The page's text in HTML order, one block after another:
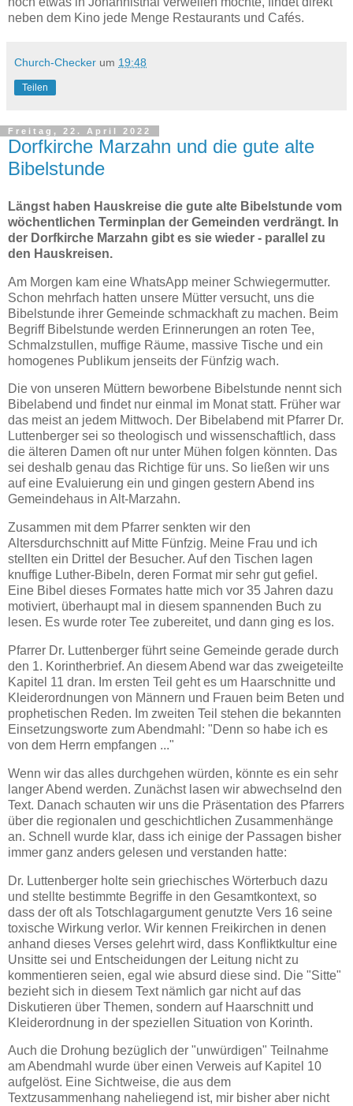
neben dem Kino jede Menge Restaurants und Cafés.
Church-Checker um 19:48
Teilen
Freitag, 22. April 2022
Dorfkirche Marzahn und die gute alte
Bibelstunde
Längst haben Hauskreise die gute alte Bibelstunde vom
wöchentlichen Terminplan der Gemeinden verdrängt. In
der Dorfkirche Marzahn gibt es sie wieder - parallel zu
den Hauskreisen.
Am Morgen kam eine WhatsApp meiner Schwiegermutter.
Schon mehrfach hatten unsere Mütter versucht, uns die
Bibelstunde ihrer Gemeinde schmackhaft zu machen. Beim
Begriff Bibelstunde werden Erinnerungen an roten Tee,
Schmalzstullen, muffige Räume, massive Tische und ein
homogenes Publikum jenseits der Fünfzig wach.
Die von unseren Müttern beworbene Bibelstunde nennt sich
Bibelabend und findet nur einmal im Monat statt. Früher war
das meist an jedem Mittwoch. Der Bibelabend mit Pfarrer Dr.
Luttenberger sei so theologisch und wissenschaftlich, dass
die älteren Damen oft nur unter Mühen folgen könnten. Das
sei deshalb genau das Richtige für uns. So ließen wir uns
auf eine Evaluierung ein und gingen gestern Abend ins
Gemeindehaus in Alt-Marzahn.
Zusammen mit dem Pfarrer senkten wir den
Altersdurchschnitt auf Mitte Fünfzig. Meine Frau und ich
stellten ein Drittel der Besucher. Auf den Tischen lagen
knuffige Luther-Bibeln, deren Format mir sehr gut gefiel.
Eine Bibel dieses Formates hatte mich vor 35 Jahren dazu
motiviert, überhaupt mal in diesem spannenden Buch zu
lesen. Es wurde roter Tee zubereitet, und dann ging es los.
Pfarrer Dr. Luttenberger führt seine Gemeinde gerade durch
den 1. Korintherbrief. An diesem Abend war das zweigeteilte
Kapitel 11 dran. Im ersten Teil geht es um Haarschnitte und
Kleiderordnungen von Männern und Frauen beim Beten und
prophetischen Reden. Im zweiten Teil stehen die bekannten
Einsetzungsworte zum Abendmahl: "Denn so habe ich es
von dem Herrn empfangen ..."
Wenn wir das alles durchgehen würden, könnte es ein sehr
langer Abend werden. Zunächst lasen wir abwechselnd den
Text. Danach schauten wir uns die Präsentation des Pfarrers
über die regionalen und geschichtlichen Zusammenhänge
an. Schnell wurde klar, dass ich einige der Passagen bisher
immer ganz anders gelesen und verstanden hatte:
Dr. Luttenberger holte sein griechisches Wörterbuch dazu
und stellte bestimmte Begriffe in den Gesamtkontext, so
dass der oft als Totschlagargument genutzte Vers 16 seine
toxische Wirkung verlor. Wir kennen Freikirchen in denen
anhand dieses Verses gelehrt wird, dass Konfliktkultur eine
Unsitte sei und Entscheidungen der Leitung nicht zu
kommentieren seien, egal wie absurd diese sind. Die "Sitte"
bezieht sich in diesem Text nämlich gar nicht auf das
Diskutieren über Themen, sondern auf Haarschnitt und
Kleiderordnung in der speziellen Situation von Korinth.
Auch die Drohung bezüglich der "unwürdigen" Teilnahme
am Abendmahl wurde über einen Verweis auf Kapitel 10
aufgelöst. Eine Sichtweise, die aus dem
Textzusammenhang naheliegend ist, mir bisher aber nicht